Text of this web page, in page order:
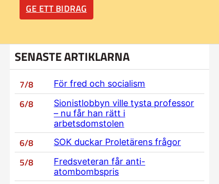
GE ETT BIDRAG
SENASTE ARTIKLARNA
7/8 För fred och socialism
6/8
Sionistlobbyn ville tysta professor
– nu får han rätt i
arbetsdomstolen
6/8 SOK duckar Proletärens frågor
5/8
Fredsveteran får anti-
atombombspris